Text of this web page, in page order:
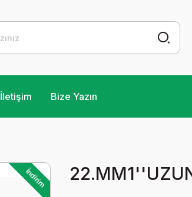
İletişim Bize Yazın
İndirim